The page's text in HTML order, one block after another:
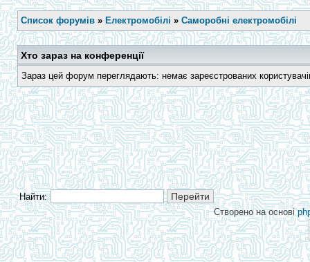
Список форумів » Електромобілі » Саморобні електромобілі
Хто зараз на конференції
Зараз цей форум переглядають: немає зареєстрованих
Найти:
Створено на основі